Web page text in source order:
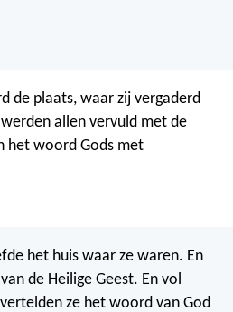
de plaats, waar zij vergaderd
allen vervuld met de
het woord Gods met
het huis waar ze waren. En
de Heilige Geest. En vol
ze het woord van God